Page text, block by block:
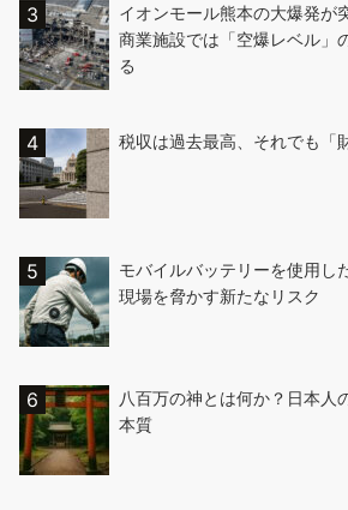
イオンモール熊本の大爆発が
商業施設では「空爆レベル」
る
税収は過去最高、それでも「
モバイルバッテリーを使用し
現場を脅かす新たなリスク
八百万の神とは何か？日本人
本質